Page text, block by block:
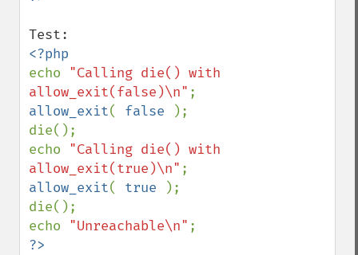
echo "Calling die() with
allow_exit(false)\n"
allow_exit( false
);
die();
echo "Calling die() with
allow_exit(true)\n"
allow_exit( true
);
die();
echo "Unreachable\n"